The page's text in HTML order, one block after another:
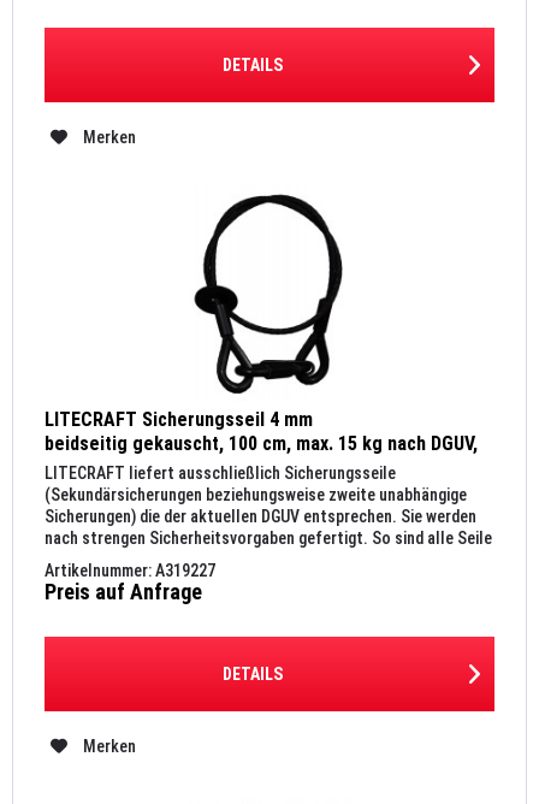
DETAILS
Merken
LITECRAFT Sicherungsseil 4 mm
beidseitig gekauscht, 100 cm, max. 15 kg nach DGUV,
Kettenglied 6 mm, schwarz
LITECRAFT liefert ausschließlich Sicherungsseile
(Sekundärsicherungen beziehungsweise zweite unabhängige
Sicherungen) die der aktuellen DGUV entsprechen. Sie werden
nach strengen Sicherheitsvorgaben gefertigt. So sind alle Seile
nach DIN...
Artikelnummer: A319227
Preis auf Anfrage
DETAILS
Merken